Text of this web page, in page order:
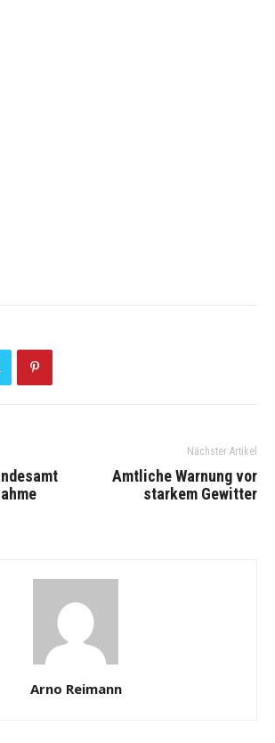
Nächster Artikel
Amtliche Warnung vor
starkem Gewitter
Arno Reimann